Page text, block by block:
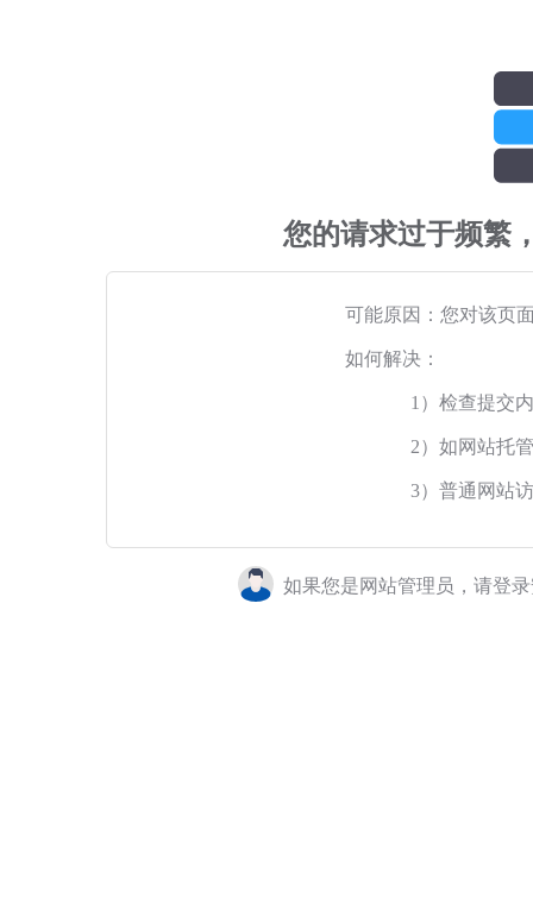
您的请求过于频繁
可能原因：您对该页
如何解决：
1）检查提交
2）如网站托
3）普通网站
如果您是网站管理员，请登